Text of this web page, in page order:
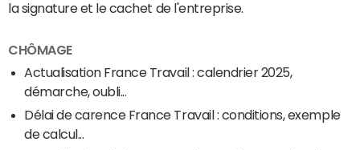
la signature et le cachet de l'entreprise.
CHÔMAGE
Actualisation France Travail : calendrier 2025,
démarche, oubli...
Délai de carence France Travail : conditions, exemple
de calcul...